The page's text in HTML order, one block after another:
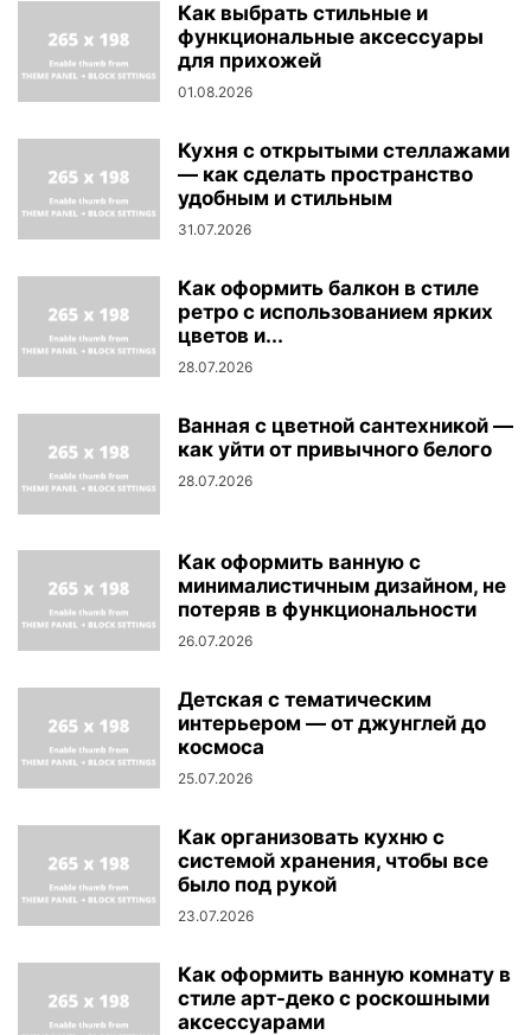
Как выбрать стильные и
функциональные аксессуары
для прихожей
01.08.2026
Кухня с открытыми стеллажами
— как сделать пространство
удобным и стильным
31.07.2026
Как оформить балкон в стиле
ретро с использованием ярких
цветов и...
28.07.2026
Ванная с цветной сантехникой —
как уйти от привычного белого
28.07.2026
Как оформить ванную с
минималистичным дизайном, не
потеряв в функциональности
26.07.2026
Детская с тематическим
интерьером — от джунглей до
космоса
25.07.2026
Как организовать кухню с
системой хранения, чтобы все
было под рукой
23.07.2026
Как оформить ванную комнату в
стиле арт-деко с роскошными
аксессуарами